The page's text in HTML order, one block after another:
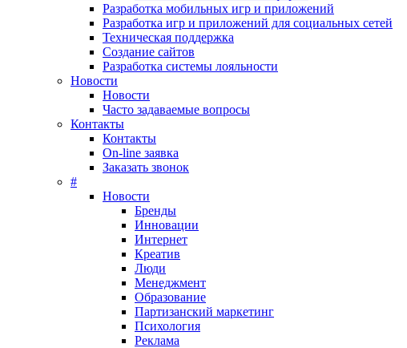
Разработка мобильных игр и приложений
Разработка игр и приложений для социальных сетей
Техническая поддержка
Создание сайтов
Разработка системы лояльности
Новости
Новости
Часто задаваемые вопросы
Контакты
Контакты
On-line заявка
Заказать звонок
#
Новости
Бренды
Инновации
Интернет
Креатив
Люди
Менеджмент
Образование
Партизанский маркетинг
Психология
Реклама